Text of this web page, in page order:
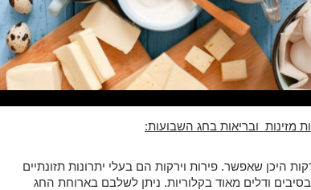
מזינות ובריאות בחג השבועות:
היכן שאפשר. פירות וירקות הם בעלי יתרונות תזונתיים
ודלים מאוד בקלוריות. ניתן לשלבם בארוחת החג